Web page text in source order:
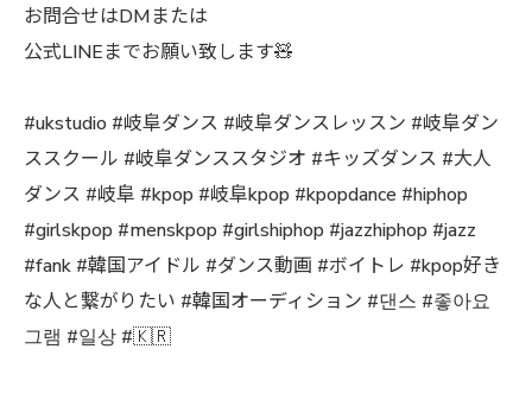
お問合せはDMまたは
公式LINEまでお願い致します🧸
#ukstudio #岐阜ダンス #岐阜ダンスレッスン #岐阜ダン
ススクール #岐阜ダンススタジオ #キッズダンス #大人
ダンス #岐阜 #kpop #岐阜kpop #kpopdance #hiphop
#girlskpop #menskpop #girlshiphop #jazzhiphop #jazz
#fank #韓国アイドル #ダンス動画 #ボイトレ #kpop好き
な人と繋がりたい #韓国オーディション #댄스 #좋아요
그램 #일상 #🇰🇷